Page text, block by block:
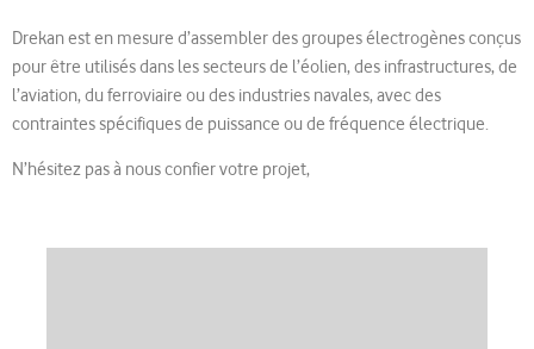
Drekan est en mesure d’assembler des groupes électrogènes conçus
pour être utilisés dans les secteurs de l’éolien, des infrastructures, de
l’aviation, du ferroviaire ou des industries navales, avec des
contraintes spécifiques de puissance ou de fréquence électrique.
N’hésitez pas à nous confier votre projet,